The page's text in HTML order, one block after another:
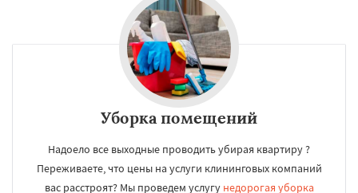
Уборка помещений
Надоело все выходные проводить убирая квартиру ?
Переживаете, что цены на услуги клининговых компаний
вас расстроят? Мы проведем услугу недорогая уборка